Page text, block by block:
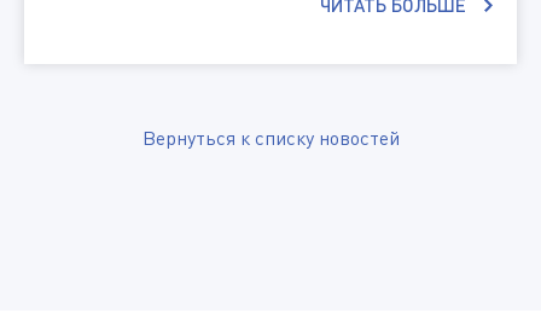
ЧИТАТЬ БОЛЬШЕ
Вернуться к списку новостей